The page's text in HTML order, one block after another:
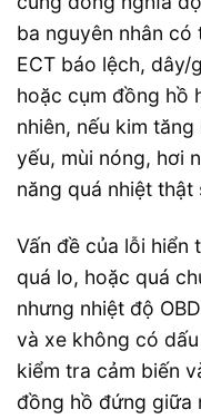
ba nguyên nhân có
ECT báo lệch, dây/
hoặc cụm đồng hồ
nhiên, nếu kim
yếu, mùi nóng, hơi
năng quá nhiệt thật
Vấn đề của lỗi hiển
quá lo, hoặc quá
nhưng nhiệt độ
và xe không có
kiểm tra cảm biến
đồng hồ đứng giữa